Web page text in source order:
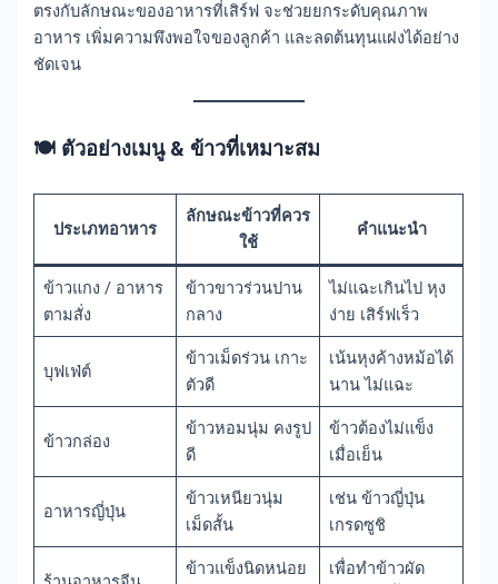
ตรงกับลักษณะของอาหารที่เสิร์ฟ จะช่วยยกระดับคุณภาพ
อาหาร เพิ่มความพึงพอใจของลูกค้า และลดต้นทุนแฝงได้อย่าง
ชัดเจน
🍽️ ตัวอย่างเมนู & ข้าวที่เหมาะสม
ประเภทอาหาร
ลักษณะข้าวที่ควร
ใช้
คำแนะนำ
ข้าวแกง / อาหาร
ตามสั่ง
ข้าวขาวร่วนปาน
กลาง
ไม่แฉะเกินไป หุง
ง่าย เสิร์ฟเร็ว
บุฟเฟ่ต์
ข้าวเม็ดร่วน เกาะ
ตัวดี
เน้นหุงค้างหม้อได้
นาน ไม่แฉะ
ข้าวกล่อง
ข้าวหอมนุ่ม คงรูป
ดี
ข้าวต้องไม่แข็ง
เมื่อเย็น
อาหารญี่ปุ่น
ข้าวเหนียวนุ่ม
เม็ดสั้น
เช่น ข้าวญี่ปุ่น
เกรดซูชิ
ข้าวแข็งนิดหน่อย เพื่อทำข้าวผัด